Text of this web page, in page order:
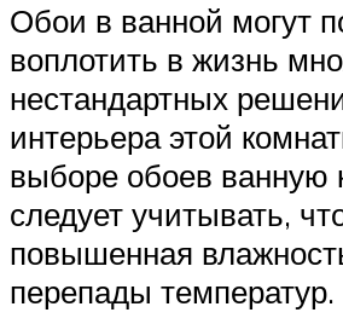
Обои в ванной могут
воплотить в жизнь
нестандартных
интерьера этой
выборе обоев ванную
следует учитывать,
повышенная
перепады температур.